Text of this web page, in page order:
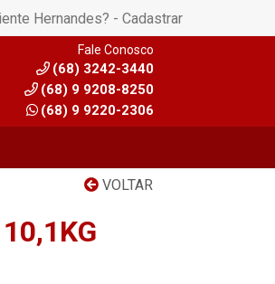
Hernandes? - Cadastrar
Fale Conosco
(68) 3242-3440
(68) 9 9208-8250
(68) 9 9220-2306
VOLTAR